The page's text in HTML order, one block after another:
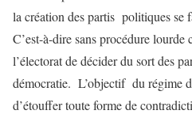
la création des partis politiques se
C’est-à-dire sans procédure lourde
l’électorat de décider du sort des
démocratie. L’objectif du régime
d’étouffer toute forme de